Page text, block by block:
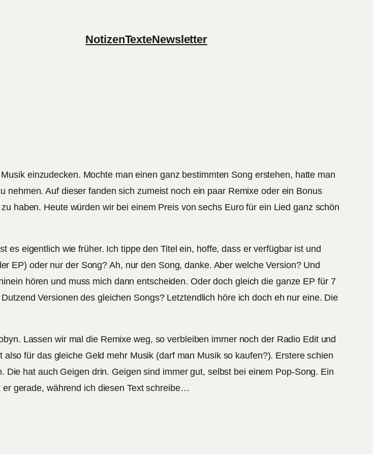
NotizenTexteNewsletter
einzudecken. Mochte man einen ganz bestimmten Song erstehen, hatte man
Auf dieser fanden sich zumeist noch ein paar Remixe oder ein Bonus
haben. Heute würden wir bei einem Preis von sechs Euro für ein Lied ganz schön
es eigentlich wie früher. Ich tippe den Titel ein, hoffe, dass er verfügbar ist und
EP) oder nur der Song? Ah, nur den Song, danke. Aber welche Version? Und
hören und muss mich dann entscheiden. Oder doch gleich die ganze EP für 7
Versionen des gleichen Songs? Letztendlich höre ich doch eh nur eine. Die
Lassen wir mal die Remixe weg, so verbleiben immer noch der Radio Edit und
für das gleiche Geld mehr Musik (darf man Musik so kaufen?). Erstere schien
hat auch Geigen drin. Geigen sind immer gut, selbst bei einem Pop-Song. Ein
gerade, während ich diesen Text schreibe…